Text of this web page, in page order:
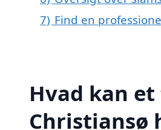
7) Find en
Hvad kan
Christiansø